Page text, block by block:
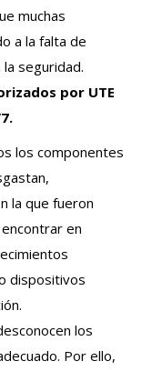
muchas
a la falta de
seguridad.
por UTE
los componentes
la que fueron
en
dispositivos
los
Por ello,